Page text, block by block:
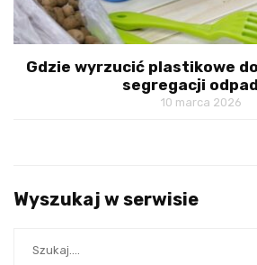
Gdzie wyrzucić plastikowe
segregacji
10 marca 2026
Wyszukaj w serwisie